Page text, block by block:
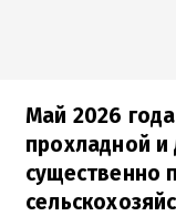
Май 2026
прохладной
существенно